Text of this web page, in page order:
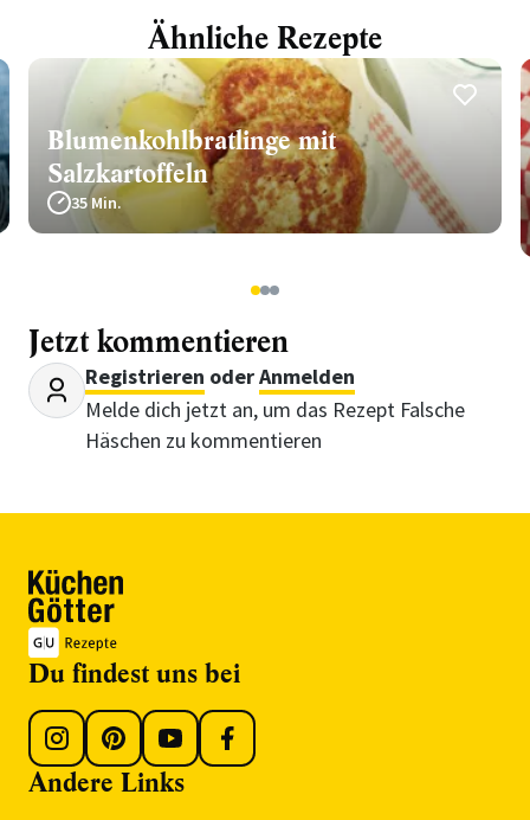
Ähnliche Rezepte
Blumenkohlbratlinge mit
Salzkartoffeln
35 Min.
123
Jetzt kommentieren
Registrieren oderAnmelden
Melde dich jetzt an, um das Rezept Falsche
Häschen zu kommentieren
Du findest uns bei
Andere Links